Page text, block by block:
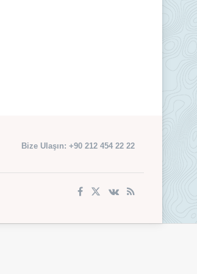
Bize Ulaşın: +90 212 454 22 22